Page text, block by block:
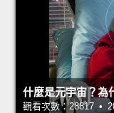
什麼是元宇宙？為
觀看次數：28817 •